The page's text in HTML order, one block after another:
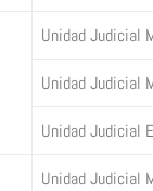
Unidad Judicial
Unidad Judicial
Unidad Judicial
Unidad Judicial